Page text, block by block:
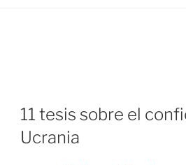
11 tesis sobre el
Ucrania